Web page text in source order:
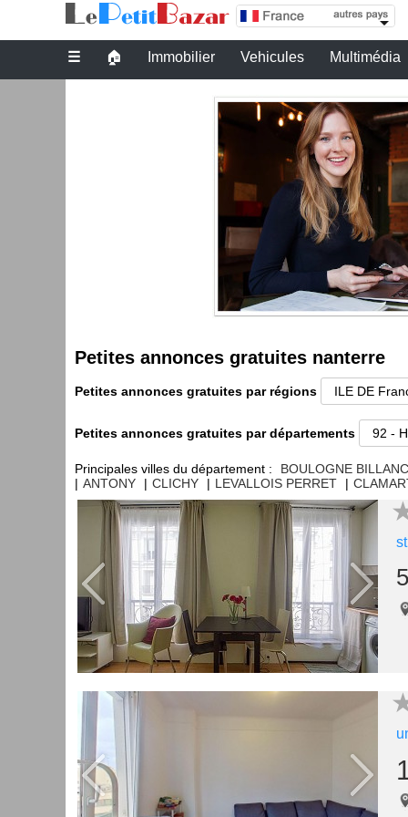
Petites annonces gratuites nanterre
☰ 🏠 Immobilier Vehicules Multimédia
Petites annonces gratuites nanterre
Petites annonces gratuites par régions
Petites annonces gratuites par départements
Principales villes du département :
BOULOGNE
| ANTONY | CLICHY | LEVALLOIS PERRET |